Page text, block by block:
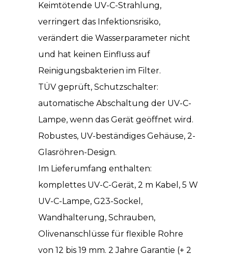
Keimtötende UV-C-Strahlung,
verringert das Infektionsrisiko,
verändert die Wasserparameter nicht
und hat keinen Einfluss auf
Reinigungsbakterien im Filter.
TÜV geprüft, Schutzschalter:
automatische Abschaltung der UV-C-
Lampe, wenn das Gerät geöffnet wird.
Robustes, UV-beständiges Gehäuse, 2-
Glasröhren-Design.
Im Lieferumfang enthalten:
komplettes UV-C-Gerät, 2 m Kabel, 5 W
UV-C-Lampe, G23-Sockel,
Wandhalterung, Schrauben,
Olivenanschlüsse für flexible Rohre
von 12 bis 19 mm. 2 Jahre Garantie (+ 2